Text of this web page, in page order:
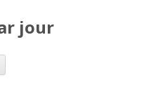
jour
Aller au contenu principal